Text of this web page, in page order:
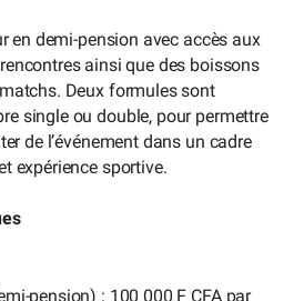
en demi-pension avec accès aux
ainsi que des boissons
Deux formules sont
single ou double, pour permettre
de l’événement dans un cadre
expérience sportive.
pension) : 100 000 F CFA par